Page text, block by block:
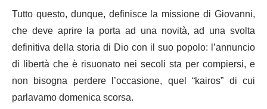
Tutto questo, dunque, definisce la missione di Giovanni,
che deve aprire la porta ad una novità, ad una svolta
definitiva della storia di Dio con il suo popolo: l’annuncio
di libertà che è risuonato nei secoli sta per compiersi, e
non bisogna perdere l’occasione, quel “kairos” di cui
parlavamo domenica scorsa.